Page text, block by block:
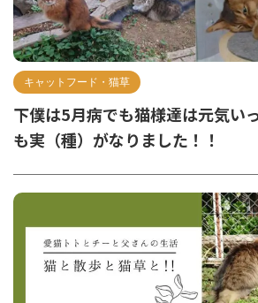
キャットフード・猫草
下僕は5月病でも猫様達は元気い
も実（種）がなりました！！